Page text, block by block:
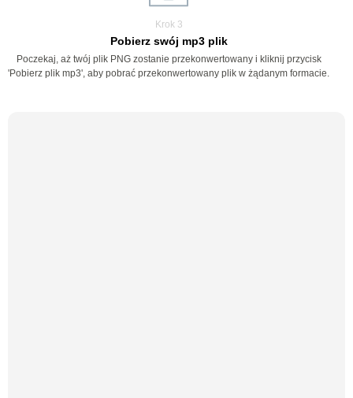
Krok 3
Pobierz swój mp3 plik
Poczekaj, aż twój plik PNG zostanie przekonwertowany i kliknij przycisk
'Pobierz plik mp3', aby pobrać przekonwertowany plik w żądanym formacie.